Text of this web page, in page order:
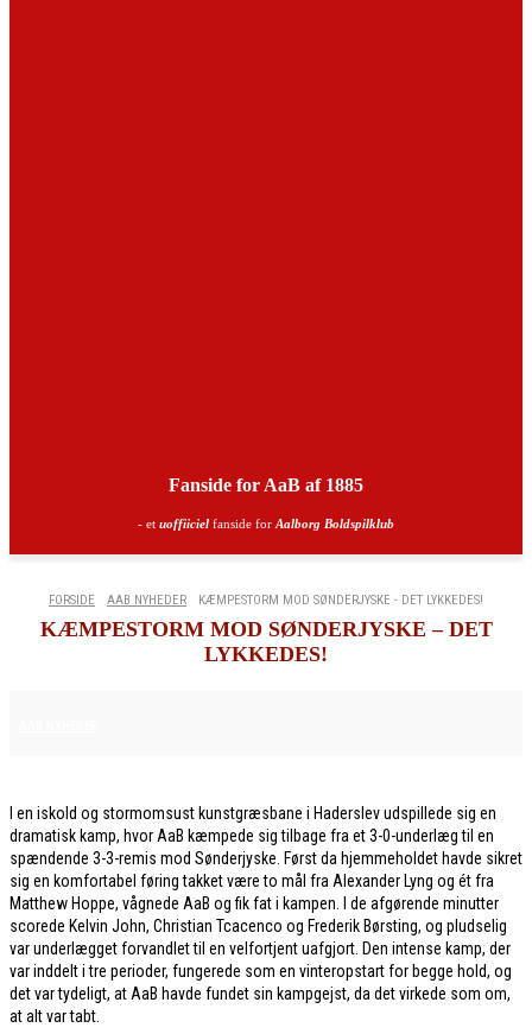
Fanside for AaB af 1885
- et uoffiiciel fanside for Aalborg Boldspilklub
FORSIDE AAB NYHEDER KÆMPESTORM MOD SØNDERJYSKE - DET LYKKEDES!
KÆMPESTORM MOD SØNDERJYSKE – DET
LYKKEDES!
I en iskold og stormomsust kunstgræsbane i Haderslev udspillede sig en
dramatisk kamp, hvor AaB kæmpede sig tilbage fra et 3-0-underlæg til en
spændende 3-3-remis mod Sønderjyske. Først da hjemmeholdet havde sikret
sig en komfortabel føring takket være to mål fra Alexander Lyng og ét fra
Matthew Hoppe, vågnede AaB og fik fat i kampen. I de afgørende minutter
scorede Kelvin John, Christian Tcacenco og Frederik Børsting, og pludselig
var underlægget forvandlet til en velfortjent uafgjort. Den intense kamp, der
var inddelt i tre perioder, fungerede som en vinteropstart for begge hold, og
det var tydeligt, at AaB havde fundet sin kampgejst, da det virkede som om,
at alt var tabt.